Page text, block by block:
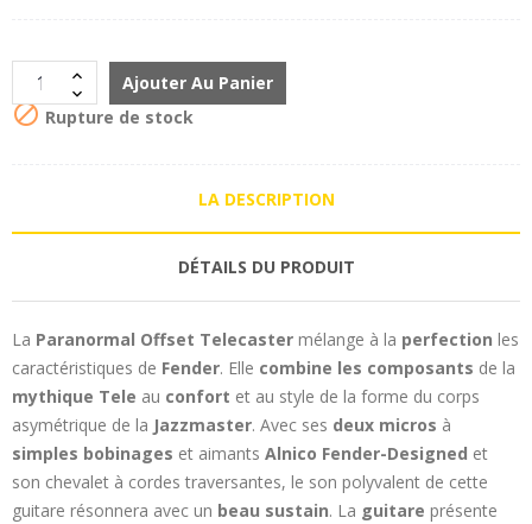
Ajouter Au Panier
 Rupture de stock
LA DESCRIPTION
DÉTAILS DU PRODUIT
La Paranormal Offset Telecaster mélange à la perfection les
caractéristiques de Fender. Elle combine les composants de la
mythique Tele au confort et au style de la forme du corps
asymétrique de la Jazzmaster. Avec ses deux micros à
simples bobinages et aimants Alnico Fender-Designed et
son chevalet à cordes traversantes, le son polyvalent de cette
guitare résonnera avec un beau sustain. La guitare présente